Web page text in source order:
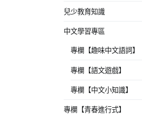
兒少教育知識
中文學習專區
專欄【趣味中文語詞】
專欄【語文遊戲】
專欄【中文小知識】
專欄【青春進行式】